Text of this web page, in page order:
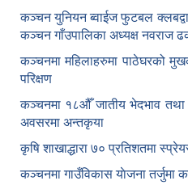
कञ्चन युनियन ब्वाईज फुटबल
कञ्चन गाँउपालिका अध्यक्ष नवराज
कञ्‍चनमा महिलाहरुमा पाठेघरको
परिक्षण
कञ्‍चनमा १८औँ जातीय भेदभाव तथा
अवसरमा अन्तकृया
कृषि शाखाद्धारा ७० प्रतिशतमा
कञ्‍चनमा गाउँविकास याेजना तर्जुमा